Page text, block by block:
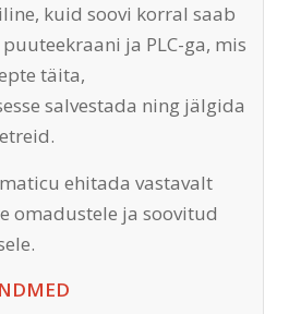
kuid soovi korral saab
ja PLC-ga, mis
täita,
salvestada ning jälgida
ehitada vastavalt
omadustele ja soovitud